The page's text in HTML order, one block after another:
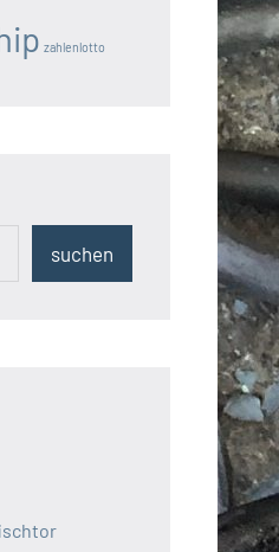
zahlenlotto
suchen